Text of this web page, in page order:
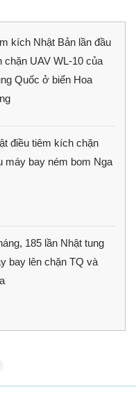
kích Nhật Bản lần đầu
chặn UAV WL-10 của
Quốc ở biển Hoa
điều tiêm kích chặn
máy bay ném bom Nga
185 lần Nhật tung
bay lên chặn TQ và